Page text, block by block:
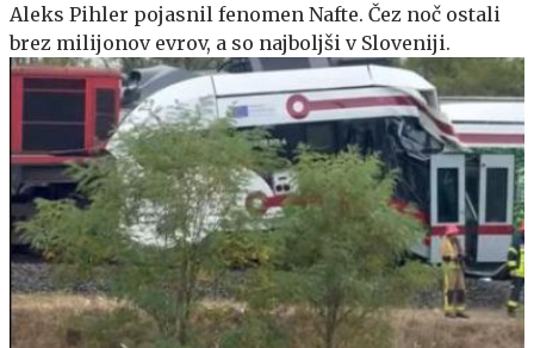
Aleks Pihler pojasnil fenomen Nafte. Čez noč ostali
brez milijonov evrov, a so najboljši v Sloveniji.